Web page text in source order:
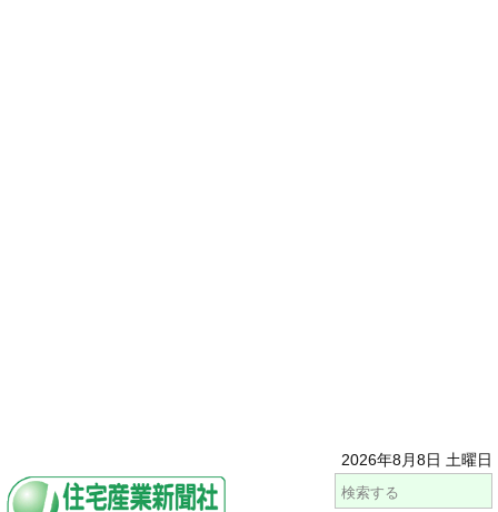
2026年8月8日 土曜日